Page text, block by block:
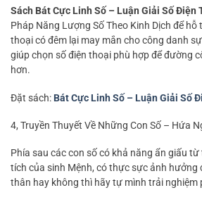
Sách Bát Cực Linh Số – Luận Giải Số Điện
Pháp Năng Lượng Số Theo Kinh Dịch để hỗ
thoại có đêm lại may mắn cho công danh
giúp chọn số điện thoại phù hợp để đường
hơn.
Đặt sách: Bát Cực Linh Số – Luận Giải Số
4, Truyền Thuyết Về Những Con Số – Hứa
Phía sau các con số có khả năng ẩn giấu
tích của sinh Mệnh, có thực sực ảnh hưởng
thân hay không thì hãy tự mình trải nghiệm